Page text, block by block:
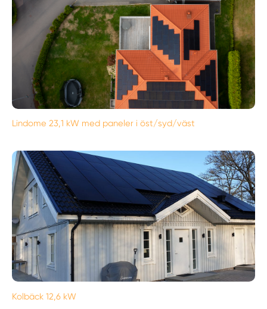
Lindome 23,1 kW med paneler i öst/syd/väst
Kolbäck 12,6 kW